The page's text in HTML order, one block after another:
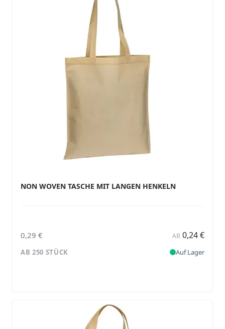
NON WOVEN TASCHE MIT LANGEN HENKELN
0,29 € AB 0,24 €
AB 250 STÜCK Auf Lager